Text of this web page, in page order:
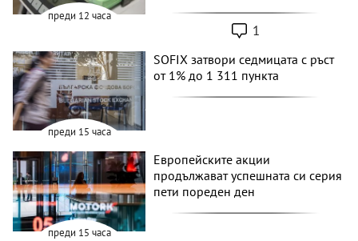
преди 12 часа
1
преди 15 часа
SOFIX затвори седмицата с ръст
от 1% до 1 311 пункта
преди 15 часа
Европейските акции
продължават успешната си серия
пети пореден ден